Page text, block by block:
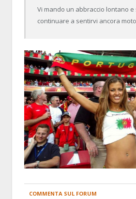
Vi mando un abbraccio lontano e
continuare a sentirvi ancora
COMMENTA SUL FORUM